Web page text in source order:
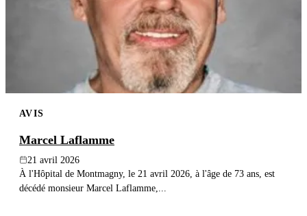
AVIS
Marcel Laflamme
21 avril 2026
À l'Hôpital de Montmagny, le 21 avril 2026, à l'âge de 73 ans, est
décédé monsieur Marcel Laflamme,...